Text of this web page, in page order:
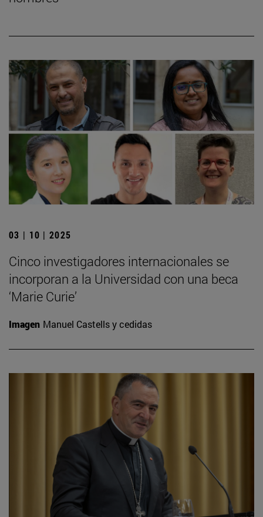
03 | 10 | 2025
Cinco investigadores internacionales se
incorporan a la Universidad con una beca
‘Marie Curie’
Imagen Manuel Castells y cedidas